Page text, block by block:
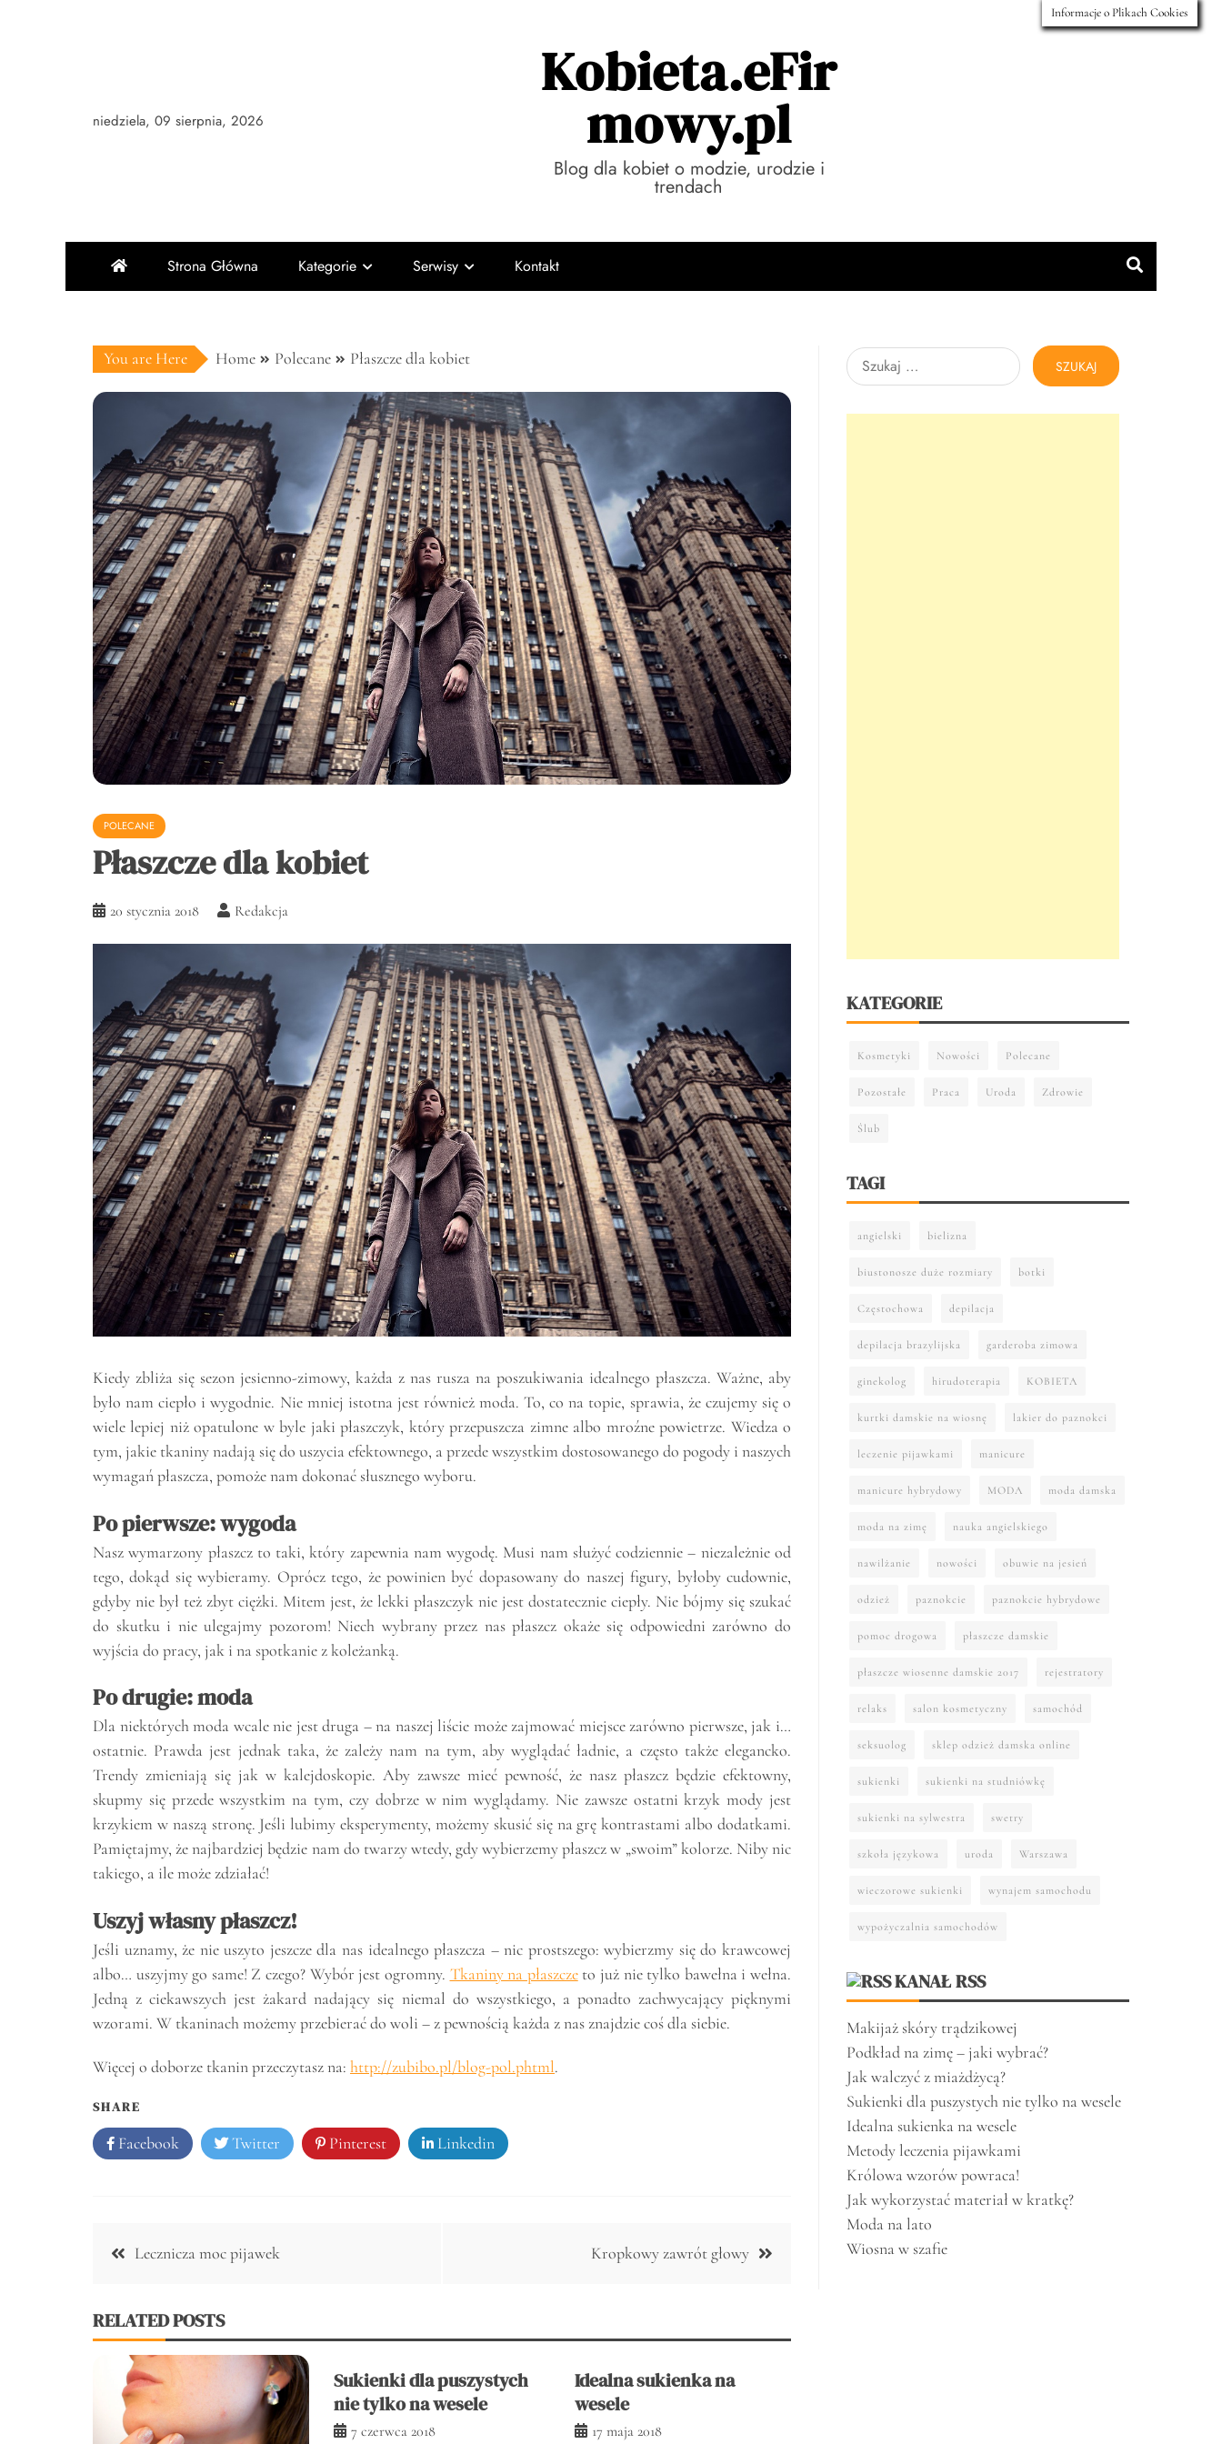
niedziela, 09 sierpnia, 2026
Kobieta.eFir
mowy.pl
Blog dla kobiet o modzie, urodzie i
trendach
Strona Główna Kategorie Serwisy Kontakt
You are Here Home Polecane Płaszcze dla kobiet
POLECANE
Płaszcze dla kobiet
20 stycznia 2018 Redakcja
Kiedy zbliża się sezon jesienno-zimowy, każda z nas rusza na poszukiwania idealnego płaszcza. Ważne, aby
było nam ciepło i wygodnie. Nie mniej istotna jest również moda. To, co na topie, sprawia, że czujemy się o
wiele lepiej niż opatulone w byle jaki płaszczyk, który przepuszcza zimne albo mroźne powietrze. Wiedza o
tym, jakie tkaniny nadają się do uszycia efektownego, a przede wszystkim dostosowanego do pogody i naszych
wymagań płaszcza, pomoże nam dokonać słusznego wyboru.
Po pierwsze: wygoda
Nasz wymarzony płaszcz to taki, który zapewnia nam wygodę. Musi nam służyć codziennie – niezależnie od
tego, dokąd się wybieramy. Oprócz tego, że powinien być dopasowany do naszej figury, byłoby cudownie,
gdyby nie był też zbyt ciężki. Mitem jest, że lekki płaszczyk nie jest dostatecznie ciepły. Nie bójmy się szukać
do skutku i nie ulegajmy pozorom! Niech wybrany przez nas płaszcz okaże się odpowiedni zarówno do
wyjścia do pracy, jak i na spotkanie z koleżanką.
Po drugie: moda
Dla niektórych moda wcale nie jest druga – na naszej liście może zajmować miejsce zarówno pierwsze, jak i…
ostatnie. Prawda jest jednak taka, że zależy nam na tym, aby wyglądać ładnie, a często także elegancko.
Trendy zmieniają się jak w kalejdoskopie. Aby zawsze mieć pewność, że nasz płaszcz będzie efektowny,
skupmy się przede wszystkim na tym, czy dobrze w nim wyglądamy. Nie zawsze ostatni krzyk mody jest
krzykiem w naszą stronę. Jeśli lubimy eksperymenty, możemy skusić się na grę kontrastami albo dodatkami.
Pamiętajmy, że najbardziej będzie nam do twarzy wtedy, gdy wybierzemy płaszcz w „swoim” kolorze. Niby nic
takiego, a ile może zdziałać!
Uszyj własny płaszcz!
Jeśli uznamy, że nie uszyto jeszcze dla nas idealnego płaszcza – nic prostszego: wybierzmy się do krawcowej
albo… uszyjmy go same! Z czego? Wybór jest ogromny. Tkaniny na płaszczeto już nie tylko bawełna i wełna.
Jedną z ciekawszych jest żakard nadający się niemal do wszystkiego, a ponadto zachwycający pięknymi
wzorami. W tkaninach możemy przebierać do woli – z pewnością każda z nas znajdzie coś dla siebie.
Więcej o doborze tkanin przeczytasz na: http://zubibo.pl/blog-pol.phtml.
SHARE
Facebook Twitter Pinterest Linkedin
Nawigacja
Lecznicza moc pijawek Kropkowy zawrót głowy
RELATED POSTS
Sukienki dla puszystych
nie tylko na wesele
7 czerwca 2018
Idealna sukienka na
wesele
17 maja 2018
Szukaj:
KATEGORIE
Kosmetyki Nowości Polecane
Pozostałe Praca Uroda Zdrowie
Ślub
TAGI
angielski bielizna
biustonosze duże rozmiary botki
Częstochowa depilacja
depilacja brazylijska garderoba zimowa
ginekolog hirudoterapia KOBIETA
kurtki damskie na wiosnę lakier do paznokci
leczenie pijawkami manicure
manicure hybrydowy MODA moda damska
moda na zimę nauka angielskiego
nawilżanie nowości obuwie na jesień
odzież paznokcie paznokcie hybrydowe
pomoc drogowa płaszcze damskie
płaszcze wiosenne damskie 2017 rejestratory
relaks salon kosmetyczny samochód
seksuolog sklep odzież damska online
sukienki sukienki na studniówkę
sukienki na sylwestra swetry
szkoła językowa uroda Warszawa
wieczorowe sukienki wynajem samochodu
wypożyczalnia samochodów
KANAŁ RSS
Makijaż skóry trądzikowej
Podkład na zimę – jaki wybrać?
Jak walczyć z miażdżycą?
Sukienki dla puszystych nie tylko na wesele
Idealna sukienka na wesele
Metody leczenia pijawkami
Królowa wzorów powraca!
Jak wykorzystać materiał w kratkę?
Moda na lato
Wiosna w szafie
Informacje o Plikach Cookies